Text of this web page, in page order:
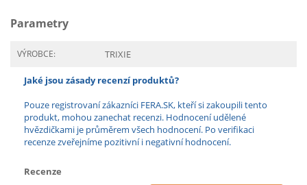
Parametry
VÝROBCE: TRIXIE
Jaké jsou zásady recenzí produktů?
Pouze registrovaní zákazníci FERA.SK, kteří si zakoupili tento
produkt, mohou zanechat recenzi. Hodnocení udělené
hvězdičkami je průměrem všech hodnocení. Po verifikaci
recenze zveřejníme pozitivní i negativní hodnocení.
Recenze